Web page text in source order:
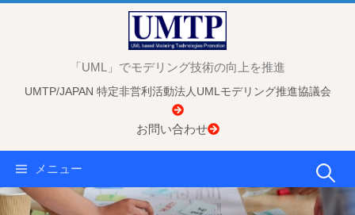
プ
「UML」でモデリング技術の向上を推進
UMTP/JAPAN 特定非営利活動法人UMLモデリング推進協議会
お問い合わせ
メニュー 検
索: